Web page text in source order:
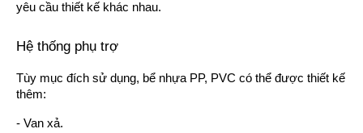
yêu cầu thiết kế khác nhau.
Hệ thống phụ trợ
Tùy mục đích sử dụng, bể nhựa PP, PVC có thể được thiết kế
thêm:
- Van xả.